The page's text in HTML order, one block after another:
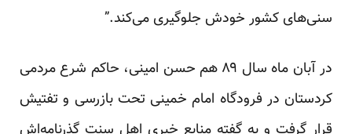
سنی‌های کشور خودش جلوگیری می‌کند.”
در آبان ماه سال ۸۹ هم حسن امینی، حاکم شرع مردمی
کردستان در فرودگاه امام خمینی تحت بازرسی و تفتیش